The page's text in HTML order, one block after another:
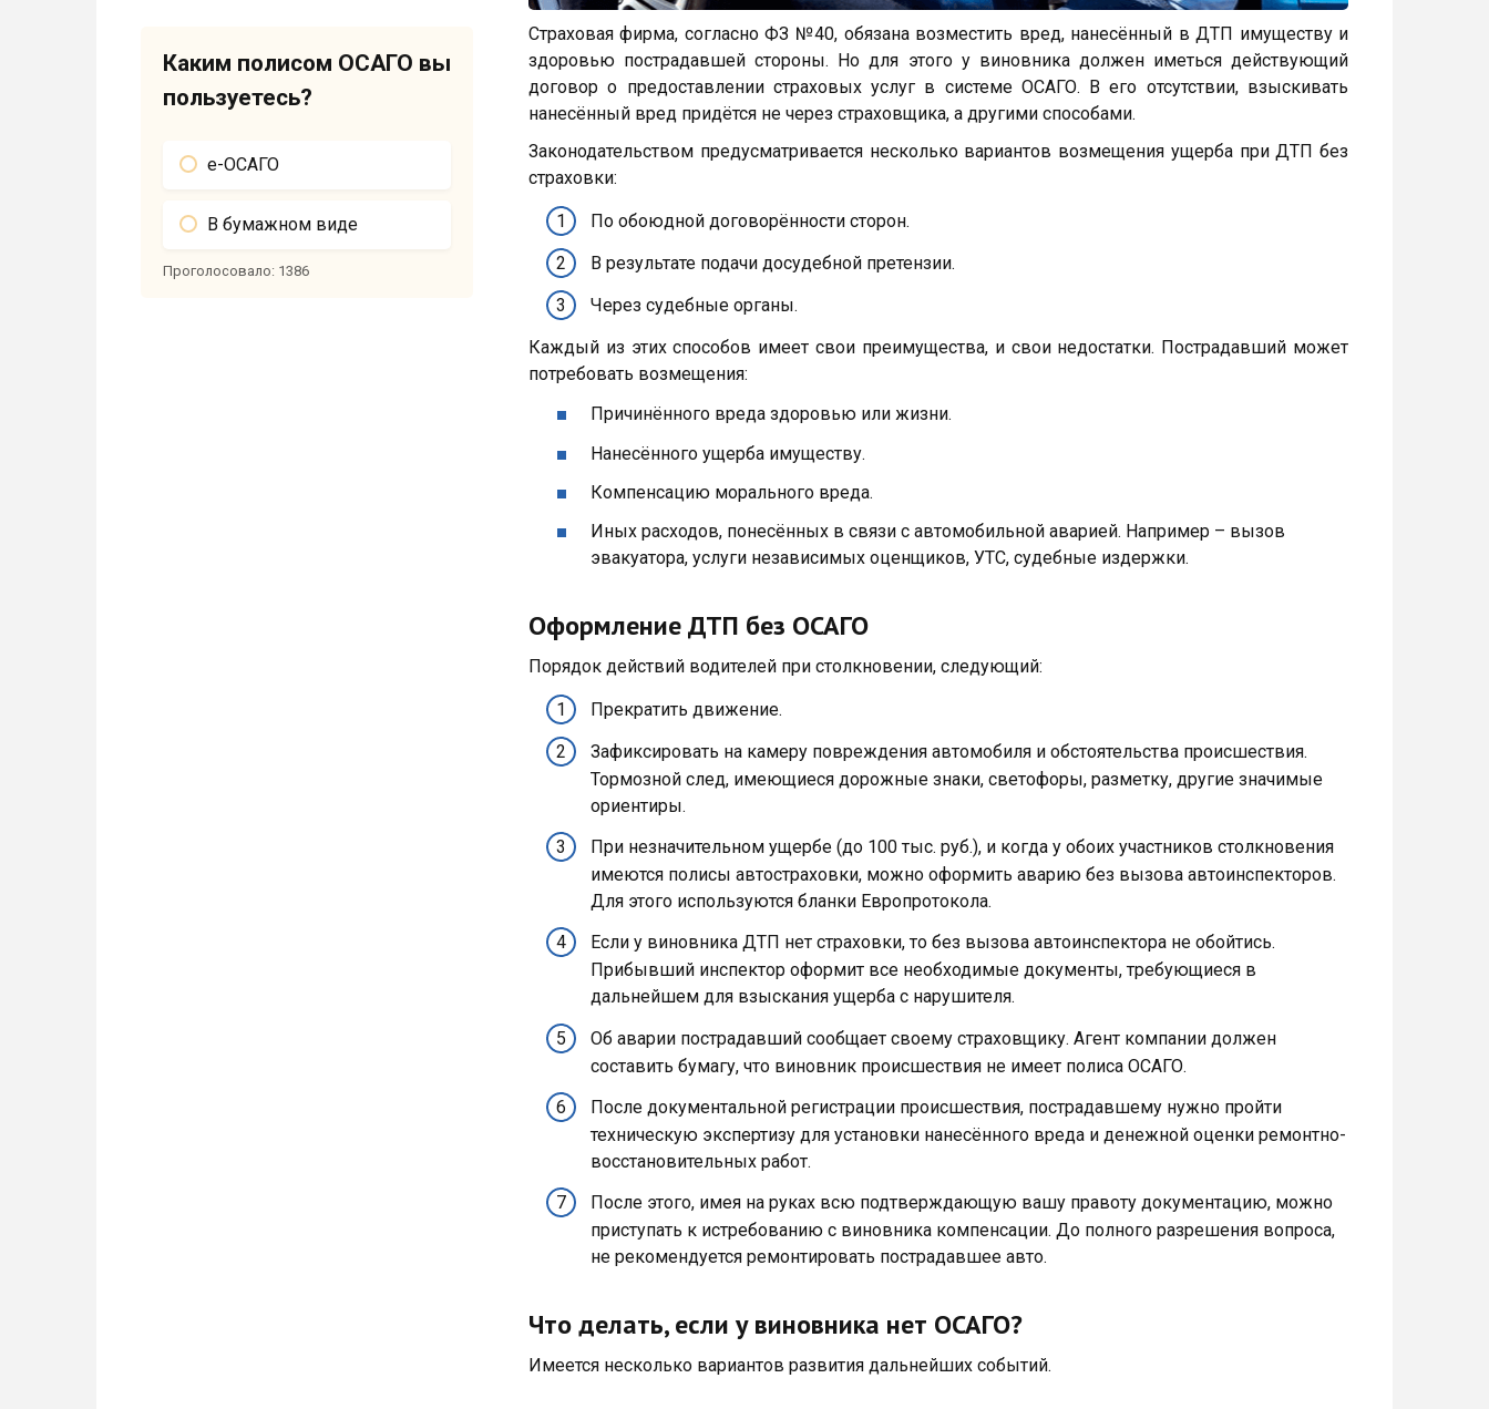
Страховая фирма, согласно ФЗ №40, обязана возместить вред, нанесённый в ДТП имуществу и
здоровью пострадавшей стороны. Но для этого у виновника должен иметься действующий
договор о предоставлении страховых услуг в системе ОСАГО. В его отсутствии, взыскивать
нанесённый вред придётся не через страховщика, а другими способами.
Законодательством предусматривается несколько вариантов возмещения ущерба при ДТП без
страховки:
По обоюдной договорённости сторон.
В результате подачи досудебной претензии.
Через судебные органы.
Каждый из этих способов имеет свои преимущества, и свои недостатки. Пострадавший может
потребовать возмещения:
Причинённого вреда здоровью или жизни.
Нанесённого ущерба имуществу.
Компенсацию морального вреда.
Иных расходов, понесённых в связи с автомобильной аварией. Например – вызов
эвакуатора, услуги независимых оценщиков, УТС, судебные издержки.
Оформление ДТП без ОСАГО
Порядок действий водителей при столкновении, следующий:
Прекратить движение.
Зафиксировать на камеру повреждения автомобиля и обстоятельства происшествия.
Тормозной след, имеющиеся дорожные знаки, светофоры, разметку, другие значимые
ориентиры.
При незначительном ущербе (до 100 тыс. руб.), и когда у обоих участников столкновения
имеются полисы автостраховки, можно оформить аварию без вызова автоинспекторов.
Для этого используются бланки Европротокола.
Если у виновника ДТП нет страховки, то без вызова автоинспектора не обойтись.
Прибывший инспектор оформит все необходимые документы, требующиеся в
дальнейшем для взыскания ущерба с нарушителя.
Об аварии пострадавший сообщает своему страховщику. Агент компании должен
составить бумагу, что виновник происшествия не имеет полиса ОСАГО.
После документальной регистрации происшествия, пострадавшему нужно пройти
техническую экспертизу для установки нанесённого вреда и денежной оценки ремонтно-
восстановительных работ.
После этого, имея на руках всю подтверждающую вашу правоту документацию, можно
приступать к истребованию с виновника компенсации. До полного разрешения вопроса,
не рекомендуется ремонтировать пострадавшее авто.
Что делать, если у виновника нет ОСАГО?
Имеется несколько вариантов развития дальнейших событий.
Каким полисом ОСАГО вы
пользуетесь?
е-ОСАГО
В бумажном виде
Проголосовало: 1386